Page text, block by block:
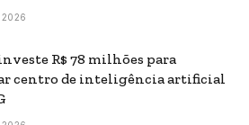
R$ 78 milhões para
centro de inteligência artificial